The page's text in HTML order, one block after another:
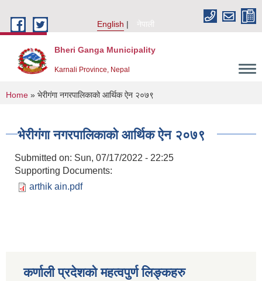
English
नेपाली
Bheri Ganga Municipality
Karnali Province, Nepal
You are here
Home » भेरीगंगा नगरपालिकाको आर्थिक ऐन २०७९
भेरीगंगा नगरपालिकाको आर्थिक ऐन २०७९
Submitted on: Sun, 07/17/2022 - 22:25
Supporting Documents:
arthik ain.pdf
कर्णाली प्रदेशको महत्वपुर्ण लिङ्कहरु